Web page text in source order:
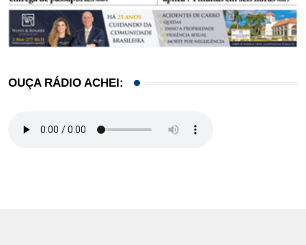
OUÇA RÁDIO ACHEI: